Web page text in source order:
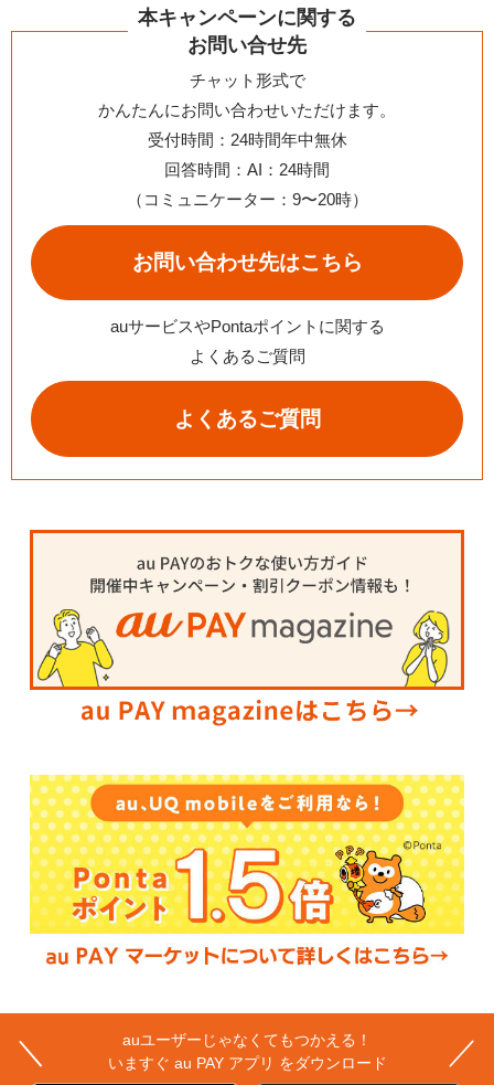
本キャンペーンに関する
お問い合せ先
チャット形式で
かんたんにお問い合わせいただけます。
受付時間：24時間年中無休
回答時間：AI：24時間
（コミュニケーター：9〜20時）
お問い合わせ先はこちら
auサービスやPontaポイントに関する
よくあるご質問
よくあるご質問
＼
auユーザーじゃなくてもつかえる！
いますぐ au PAY アプリ をダウンロード
／